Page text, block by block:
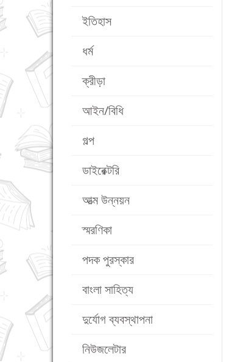
ইতিহাস
ধর্ম
ক্রীড়া
আইন/বিধি
গল্প
ডাইরেক্টরি
আত্ম উন্নয়ন
স্মরণিকা
পদক পুরস্কার
বাংলা সাহিত্য
দুর্যোগ ব্যবস্থাপনা
নিউজলেটার